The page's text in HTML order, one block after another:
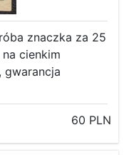
znaczka za 25
cienkim
gwarancja
60 PLN